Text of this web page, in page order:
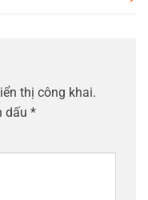
thị công khai.
dấu *